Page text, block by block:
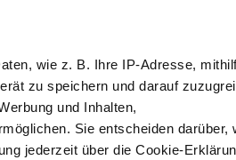
wie z. B. Ihre IP-Adresse,
zu speichern und darauf
und Inhalten,
Sie entscheiden darüber,
jederzeit über die Cookie-
-Medien -
man auf teachSam-